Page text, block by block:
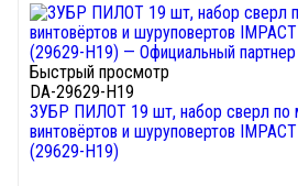
Быстрый просмотр
DA-29629-H19
ЗУБР ПИЛОТ 19 шт, набор сверл по
винтовёртов и шуруповертов
(29629-H19)